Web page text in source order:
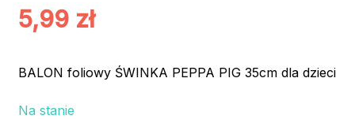
5,99 zł
BALON foliowy ŚWINKA PEPPA PIG 35cm dla dzieci
Na stanie